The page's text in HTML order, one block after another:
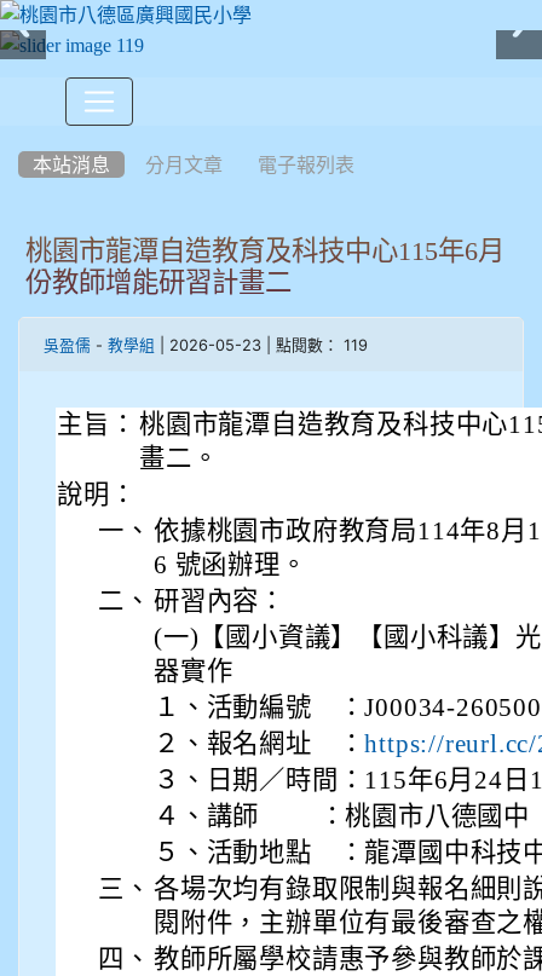
本站消息 分月文章 電子報列表
桃園市龍潭自造教育及科技中心115年6月
份教師增能研習計畫二
吳盈儒 - 教學組 | 2026-05-23 | 點閱數： 119
主旨： 桃園市龍潭自造教育及科技中心
畫二。
說明：
一、 依據桃園市政府教育局114年8月
6 號函辦理。
二、 研習內容：
(一)【國小資議】【國小科議】
器實作
１、活動編號 ：J00034-
２、報名網址 ：https://reurl.cc/
３、日期／時間：115年6月24日
４、講師 ：桃園市八德國中
５、活動地點 ：龍潭國中科技
三、 各場次均有錄取限制與報名細則
閱附件，主辦單位有最後審查之
四、 教師所屬學校請惠予參與教師於